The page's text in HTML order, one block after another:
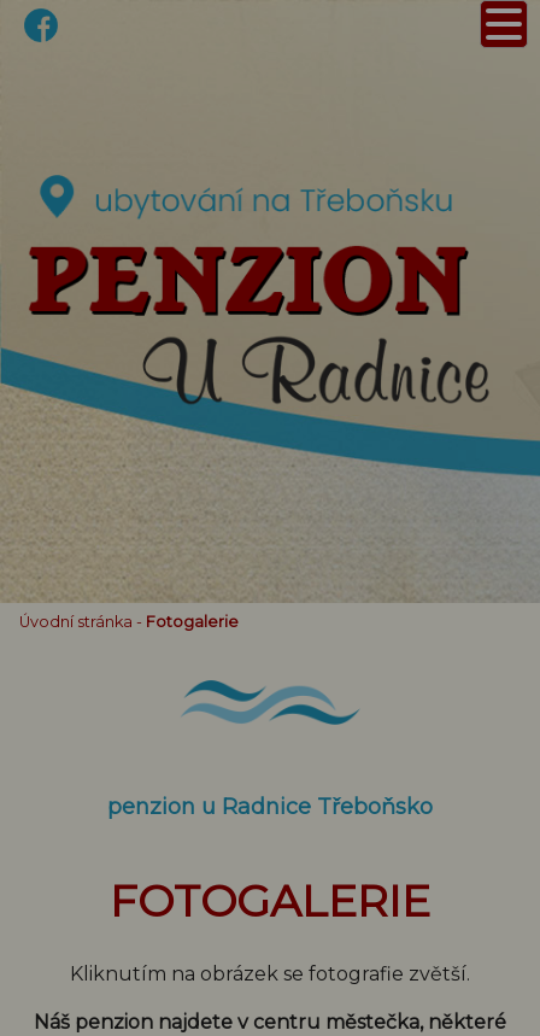
Úvodní stránka - Fotogalerie
penzion u Radnice Třeboňsko
FOTOGALERIE
Kliknutím na obrázek se fotografie zvětší.
Náš penzion najdete v centru městečka, některé